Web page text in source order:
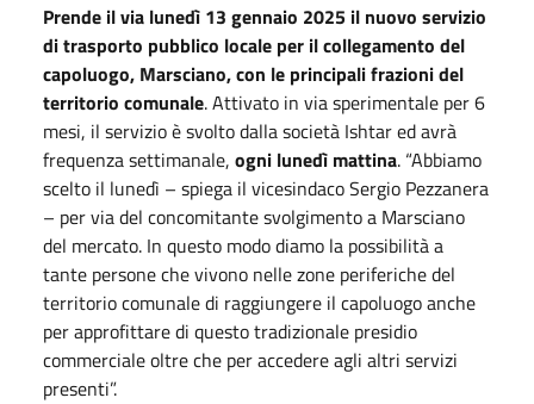
Prende il via lunedì 13 gennaio 2025 il nuovo servizio
di trasporto pubblico locale per il collegamento del
capoluogo, Marsciano, con le principali frazioni del
territorio comunale. Attivato in via sperimentale per 6
mesi, il servizio è svolto dalla società Ishtar ed avrà
frequenza settimanale, ogni lunedì mattina. “Abbiamo
scelto il lunedì – spiega il vicesindaco Sergio Pezzanera
– per via del concomitante svolgimento a Marsciano
del mercato. In questo modo diamo la possibilità a
tante persone che vivono nelle zone periferiche del
territorio comunale di raggiungere il capoluogo anche
per approfittare di questo tradizionale presidio
commerciale oltre che per accedere agli altri servizi
presenti”.